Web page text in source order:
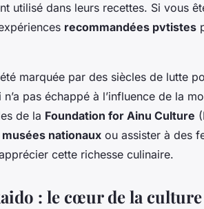
utilisé dans leurs recettes. Si vous
recommandées pvtistes
marquée par des siècles de lutte
pas échappé à l’influence de la
de la Foundation for Ainu Culture
musées nationaux ou assister à des
cette richesse culinaire.
: le cœur de la